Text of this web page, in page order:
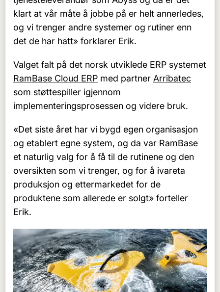
klart at vår måte å jobbe på er helt annerledes,
og vi trenger andre systemer og rutiner enn
det de har hatt» forklarer Erik.
Valget falt på det norsk utviklede ERP systemet
RamBase Cloud ERP med partner Arribatec
som støttespiller igjennom
implementeringsprosessen og videre bruk.
«Det siste året har vi bygd egen organisasjon
og etablert egne system, og da var RamBase
et naturlig valg for å få til de rutinene og den
oversikten som vi trenger, og for å ivareta
produksjon og ettermarkedet for de
produktene som allerede er solgt» forteller
Erik.